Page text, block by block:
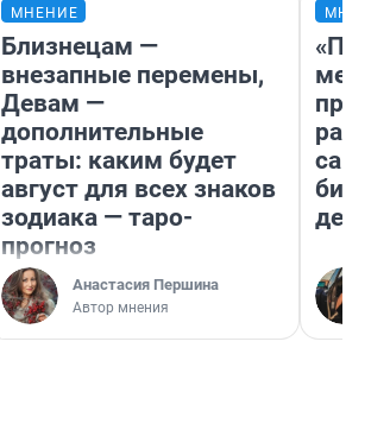
МНЕНИЕ
Близнецам —
внезапные перемены,
Девам —
дополнительные
траты: каким будет
август для всех знаков
зодиака — таро-
прогноз
Анастасия Першина
Автор мнения